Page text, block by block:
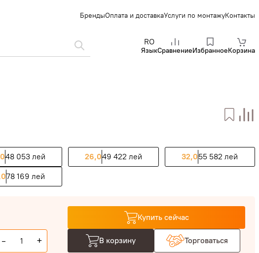
БрендыОплата и доставкаУслуги по монтажуКонтакты
RO
ЯзыкСравнениеИзбранноеКорзина
48 053 лей 26,049 422 лей 32,055 582 лей
78 169 лей
- +
Купить сейчас
В корзину Торговаться